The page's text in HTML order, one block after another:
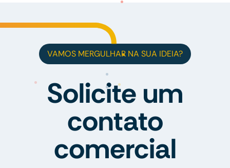
VAMOS MERGULHAR NA SUA IDEIA?
Solicite um
contato
comercial